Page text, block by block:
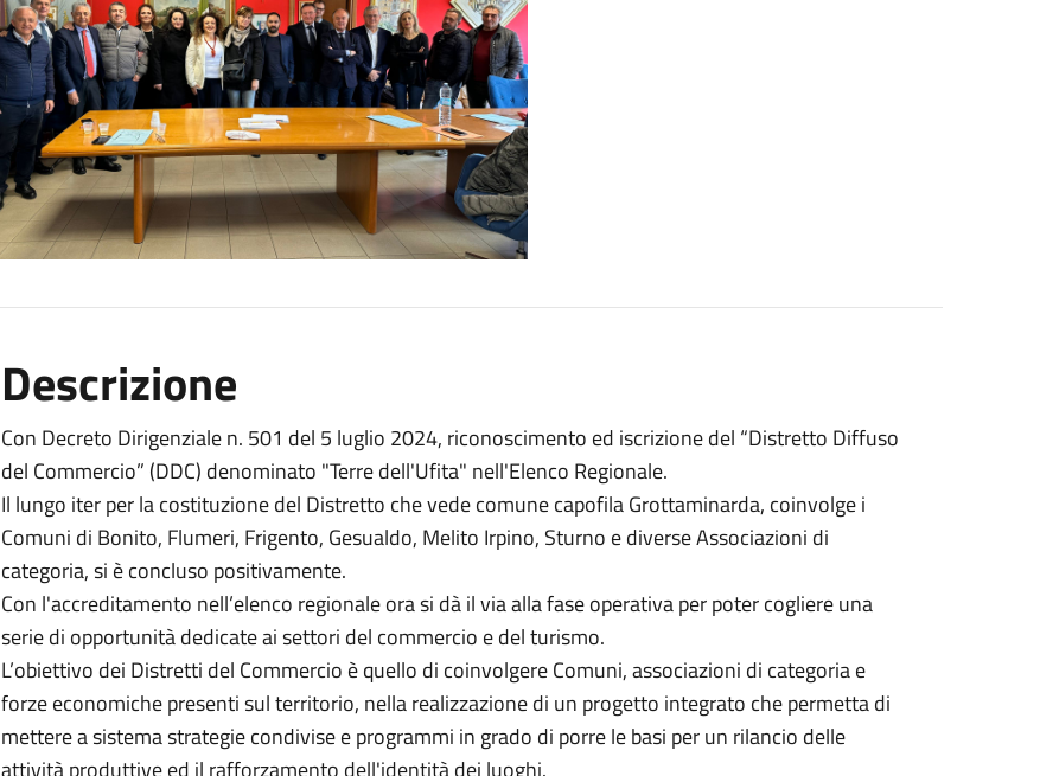
Descrizione
Con Decreto Dirigenziale n. 501 del 5 luglio 2024, riconoscimento ed iscrizione del “Distretto Diffuso
del Commercio” (DDC) denominato "Terre dell'Ufita" nell'Elenco Regionale.
Il lungo iter per la costituzione del Distretto che vede comune capofila Grottaminarda, coinvolge i
Comuni di Bonito, Flumeri, Frigento, Gesualdo, Melito Irpino, Sturno e diverse Associazioni di
categoria, si è concluso positivamente.
Con l'accreditamento nell’elenco regionale ora si dà il via alla fase operativa per poter cogliere una
serie di opportunità dedicate ai settori del commercio e del turismo.
L’obiettivo dei Distretti del Commercio è quello di coinvolgere Comuni, associazioni di categoria e
forze economiche presenti sul territorio, nella realizzazione di un progetto integrato che permetta di
mettere a sistema strategie condivise e programmi in grado di porre le basi per un rilancio delle
attività produttive ed il rafforzamento dell'identità dei luoghi.